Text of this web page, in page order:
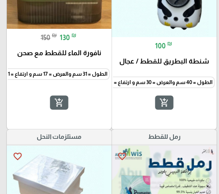
100 ₪
شنطة البطريق للقطط / عجال
الطول = 40 سم والعرض = 30 سم و ارتفاع = 15 سم
add_shopping_cart
150 ₪ 130 ₪
نافورة الماء للقطط مع صحن
الطول = 31 سم والعرض = 17 سم و ارتفاع = 11 سم
add_shopping_cart
رمل للقطط
favorite_border
مستلزمات النحل
favorite_border